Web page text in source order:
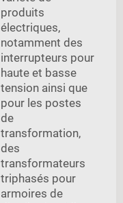
produits
électriques,
notamment des
interrupteurs pour
haute et basse
tension ainsi que
pour les postes
de
transformation,
des
transformateurs
triphasés pour
armoires de